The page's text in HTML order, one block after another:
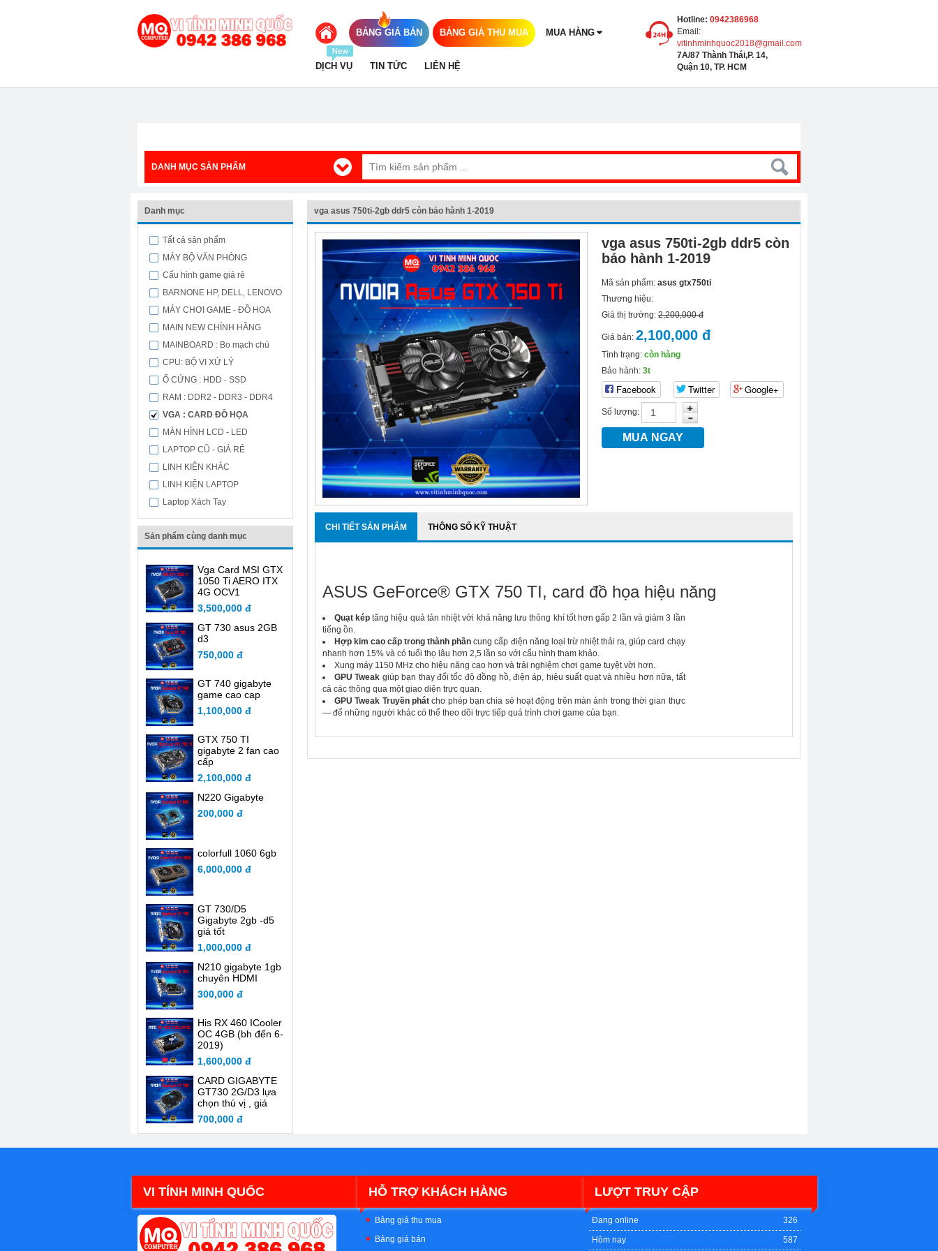
BẢNG GIÁ BÁN BẢNG GIÁ THU MUA MUA HÀNG
DỊCH VỤ TIN TỨC LIÊN HỆ
Hotline: 0942386968
Email:
vitinhminhquoc2018@gmail.com
7A/87 Thành Thái,P. 14,
Quận 10, TP. HCM
DANH MỤC SẢN PHẨM
Danh mục
Tất cả sản phẩm
MÁY BỘ VĂN PHÒNG
Cấu hình game giá rẻ
BARNONE HP, DELL, LENOVO
MÁY CHƠI GAME - ĐỒ HỌA
MAIN NEW CHÍNH HÃNG
MAINBOARD : Bo mạch chủ
CPU: BỘ VI XỬ LÝ
Ổ CỨNG : HDD - SSD
RAM : DDR2 - DDR3 - DDR4
VGA : CARD ĐỒ HỌA
MÀN HÌNH LCD - LED
LAPTOP CŨ - GIÁ RẺ
LINH KIỆN KHÁC
LINH KIỆN LAPTOP
Laptop Xách Tay
Sản phẩm cùng danh mục
Vga Card MSI GTX
1050 Ti AERO ITX
4G OCV1
3,500,000 đ
GT 730 asus 2GB
d3
750,000 đ
GT 740 gigabyte
game cao cap
1,100,000 đ
GTX 750 TI
gigabyte 2 fan cao
cấp
2,100,000 đ
N220 Gigabyte
200,000 đ
colorfull 1060 6gb
6,000,000 đ
GT 730/D5
Gigabyte 2gb -d5
giá tốt
1,000,000 đ
N210 gigabyte 1gb
chuyên HDMI
300,000 đ
His RX 460 ICooler
OC 4GB (bh đến 6-
2019)
1,600,000 đ
CARD GIGABYTE
GT730 2G/D3 lựa
chọn thú vị , giá
thành rẻ so với sức
mạnh
700,000 đ
vga asus 750ti-2gb ddr5 còn bảo hành 1-2019
vga asus 750ti-2gb ddr5 còn
bảo hành 1-2019
Mã sản phẩm:asus gtx750ti
Thương hiệu:
Giá thị trường:2,200,000 đ
Giá bán:2,100,000 đ
Tình trạng:còn hàng
Bảo hành:3t
Facebook Twitter Google+
Số lượng:
CHI TIẾT SẢN PHẨM THÔNG SỐ KỸ THUẬT
ASUS GeForce® GTX 750 TI, card đồ họa hiệu năng
Quạt képtăng hiệu quả tản nhiệt với khả năng lưu thông khí tốt hơn gấp 2 lần và giảm 3 lần
tiếng ồn.
Hợp kim cao cấp trong thành phần cung cấp điện năng loại trừ nhiệt thải ra, giúp card chạy
nhanh hơn 15% và có tuổi thọ lâu hơn 2,5 lần so với cấu hình tham khảo.
Xung máy 1150 MHz cho hiệu năng cao hơn và trải nghiệm chơi game tuyệt vời hơn.
GPU Tweak giúp bạn thay đổi tốc độ đồng hồ, điện áp, hiệu suất quạt và nhiều hơn nữa, tất
cả các thông qua một giao diện trực quan.
GPU Tweak Truyền phátcho phép bạn chia sẻ hoạt động trên màn ảnh trong thời gian thực
— để những người khác có thể theo dõi trực tiếp quá trình chơi game của bạn.
VI TÍNH MINH QUỐC HỖ TRỢ KHÁCH HÀNG
Bảng giá thu mua
Bảng giá bán
LƯỢT TRUY CẬP
Đang online
326
Hôm nay
587